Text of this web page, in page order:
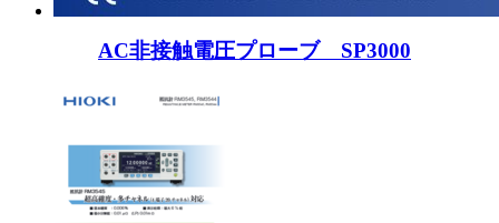
AC非接触電圧プローブ SP3000